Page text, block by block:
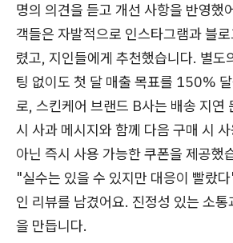
명의 의견을 듣고 개선 사항을 반영했
객들은 자발적으로 인스타그램과 블
렸고, 지인들에게 추천했습니다. 별도
팅 없이도 첫 달 매출 목표를 150%
로, 스킨케어 브랜드 B사는 배송 지연
시 사과 메시지와 함께 다음 구매 시
아닌 즉시 사용 가능한 쿠폰을 제공했
"실수는 있을 수 있지만 대응이 빨랐
인 리뷰를 남겼어요. 진정성 있는 소통
을 만듭니다.